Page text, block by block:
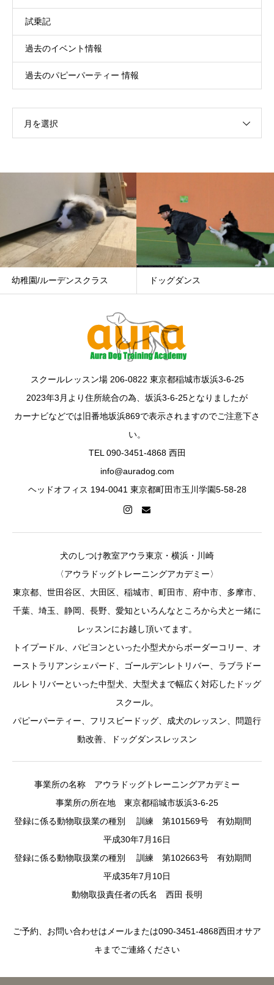
試乗記
過去のイベント情報
過去のパピーパーティー 情報
月を選択
幼稚園/ルーデンスクラス ドッグダンス
スクールレッスン場 206-0822 東京都稲城市坂浜3-6-25
2023年3月より住所統合の為、坂浜3-6-25となりましたが
カーナビなどでは旧番地坂浜869で表示されますのでご注意下さ
い。
TEL 090-3451-4868 西田
info@auradog.com
ヘッドオフィス 194-0041 東京都町田市玉川学園5-58-28
犬のしつけ教室アウラ東京・横浜・川崎
〈アウラドッグトレーニングアカデミー〉
東京都、世田谷区、大田区、稲城市、町田市、府中市、多摩市、
千葉、埼玉、静岡、長野、愛知といろんなところから犬と一緒に
レッスンにお越し頂いてます。
トイプードル、パピヨンといった小型犬からボーダーコリー、オ
ーストラリアンシェパード、ゴールデンレトリバー、ラブラドー
ルレトリバーといった中型犬、大型犬まで幅広く対応したドッグ
スクール。
パピーパーティー、フリスビードッグ、成犬のレッスン、問題行
動改善、ドッグダンスレッスン
事業所の名称 アウラドッグトレーニングアカデミー
事業所の所在地 東京都稲城市坂浜3-6-25
登録に係る動物取扱業の種別 訓練 第101569号 有効期間
平成30年7月16日
登録に係る動物取扱業の種別 訓練 第102663号 有効期間
平成35年7月10日
動物取扱責任者の氏名 西田 長明
ご予約、お問い合わせはメールまたは090-3451-4868西田オサア
キまでご連絡ください